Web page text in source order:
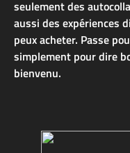
seulement des
aussi des expériences
peux acheter. Passe
simplement pour dire
bienvenu.